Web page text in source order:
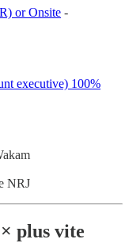
or Onsite -
executive) 100%
NRJ
plus vite